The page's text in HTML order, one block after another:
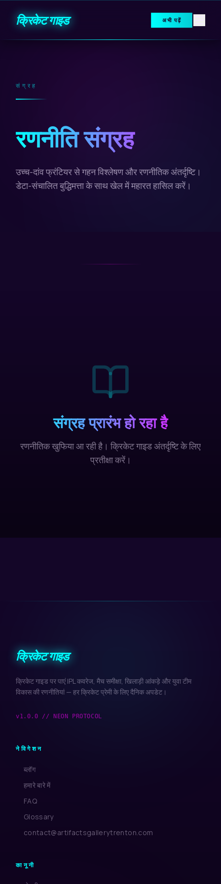
क्रिकेट गाइड अभी पढ़ें
संग्रह
रणनीति संग्रह
उच्च-दांव फ्रंटियर से गहन विश्लेषण और रणनीतिक अंतर्दृष्टि।
डेटा-संचालित बुद्धिमत्ता के साथ खेल में महारत हासिल करें।
संग्रह प्रारंभ हो रहा है
रणनीतिक खुफिया आ रही है। क्रिकेट गाइड अंतर्दृष्टि के लिए
प्रतीक्षा करें।
क्रिकेट गाइड
क्रिकेट गाइड पर पाएं IPL कवरेज, मैच समीक्षा, खिलाड़ी आंकड़े और युवा टीम
विकास की रणनीतियां — हर क्रिकेट प्रेमी के लिए दैनिक अपडेट।
v1.0.0 // NEON PROTOCOL
नेविगेशन
ब्लॉग
हमारे बारे में
FAQ
Glossary
contact@artifactsgallerytrenton.com
कानूनी